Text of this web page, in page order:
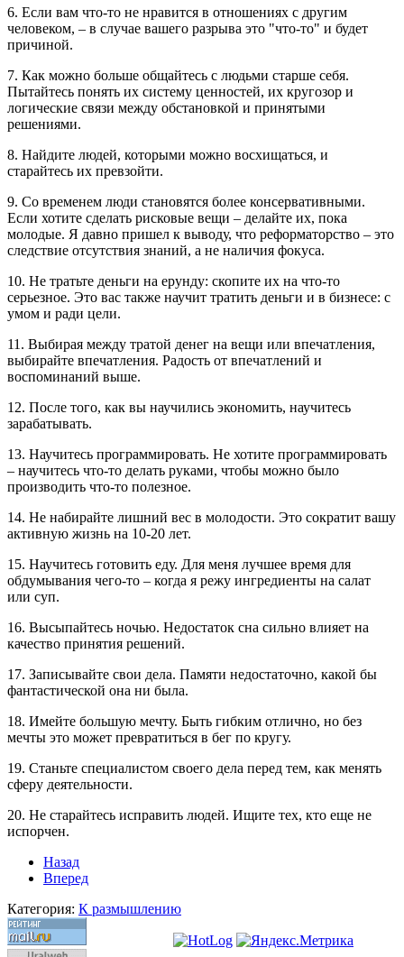
6. Если вам что-то не нравится в отношениях с другим
человеком, – в случае вашего разрыва это "что-то" и будет
причиной.
7. Как можно больше общайтесь с людьми старше себя.
Пытайтесь понять их систему ценностей, их кругозор и
логические связи между обстановкой и принятыми
решениями.
8. Найдите людей, которыми можно восхищаться, и
старайтесь их превзойти.
9. Со временем люди становятся более консервативными.
Если хотите сделать рисковые вещи – делайте их, пока
молодые. Я давно пришел к выводу, что реформаторство – это
следствие отсутствия знаний, а не наличия фокуса.
10. Не тратьте деньги на ерунду: скопите их на что-то
серьезное. Это вас также научит тратить деньги и в бизнесе: с
умом и ради цели.
11. Выбирая между тратой денег на вещи или впечатления,
выбирайте впечатления. Радость от впечатлений и
воспоминаний выше.
12. После того, как вы научились экономить, научитесь
зарабатывать.
13. Научитесь программировать. Не хотите программировать
– научитесь что-то делать руками, чтобы можно было
производить что-то полезное.
14. Не набирайте лишний вес в молодости. Это сократит вашу
активную жизнь на 10-20 лет.
15. Научитесь готовить еду. Для меня лучшее время для
обдумывания чего-то – когда я режу ингредиенты на салат
или суп.
16. Высыпайтесь ночью. Недостаток сна сильно влияет на
качество принятия решений.
17. Записывайте свои дела. Памяти недостаточно, какой бы
фантастической она ни была.
18. Имейте большую мечту. Быть гибким отлично, но без
мечты это может превратиться в бег по кругу.
19. Станьте специалистом своего дела перед тем, как менять
сферу деятельности.
20. Не старайтесь исправить людей. Ищите тех, кто еще не
испорчен.
Назад
Вперед
Категория: К размышлению